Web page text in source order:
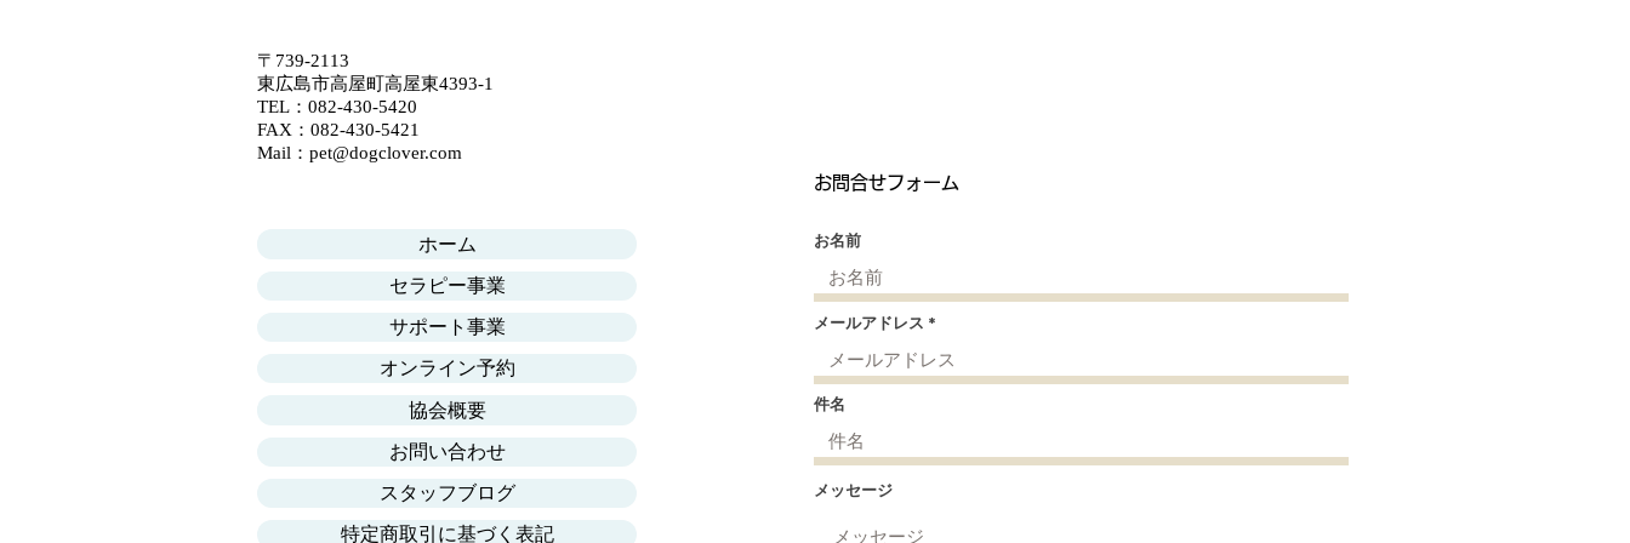
基本だと思っています。
〒739-2113
東広島市高屋町高屋東4393-1
​​TEL： 082-430-5420
FAX：082-430-5421
​Mail：​ pet@dogclover.com
ホーム
セラピー事業
サポート事業
オンライン予約
協会概要
お問い合わせ
スタッフブログ
特定商取引に基づく表記
お名前
メールアドレス
件名
メッセージ
お問合せフォーム